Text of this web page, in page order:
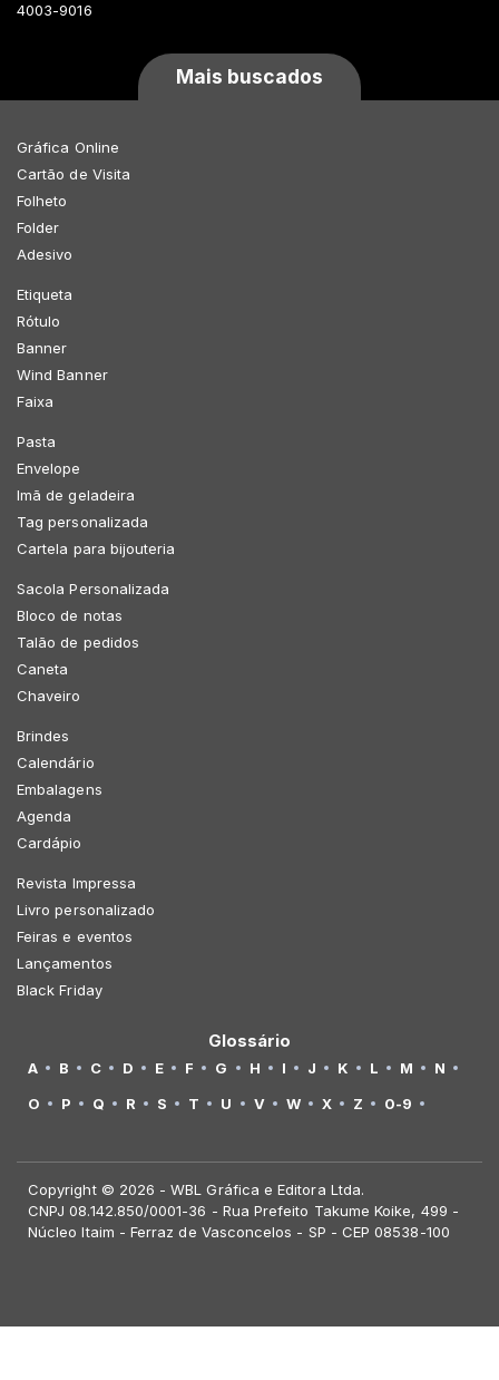
4003-9016
Mais buscados
Gráfica Online
Cartão de Visita
Folheto
Folder
Adesivo
Etiqueta
Rótulo
Banner
Wind Banner
Faixa
Pasta
Envelope
Imã de geladeira
Tag personalizada
Cartela para bijouteria
Sacola Personalizada
Bloco de notas
Talão de pedidos
Caneta
Chaveiro
Brindes
Calendário
Embalagens
Agenda
Cardápio
Revista Impressa
Livro personalizado
Feiras e eventos
Lançamentos
Black Friday
Glossário
A B C D E F G H I J K L M
N
O
P Q R S T U V W X Z 0-9
Copyright © 2026 - WBL Gráfica e Editora Ltda.
CNPJ 08.142.850/0001-36 - Rua Prefeito Takume Koike, 499 -
Núcleo Itaim - Ferraz de Vasconcelos - SP - CEP 08538-100